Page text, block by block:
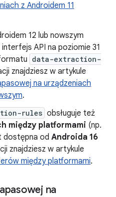
z Androidem 11
12 lub nowszym
API na poziomie 31
data-extraction-
znajdziesz w artykule
na urządzeniach
.
rules obsługuje też
między platformami (np.
dostępna od Androida 16
znajdziesz w artykule
między platformami.
na